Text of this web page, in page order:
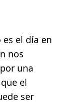
el día en
nos
una
el
ser